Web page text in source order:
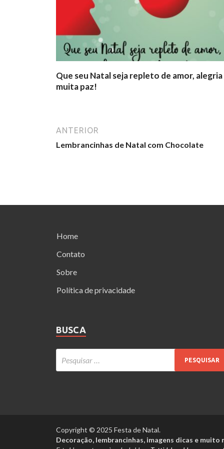
Que seu Natal seja repleto de amor, alegria
muita paz!
ANTERIOR
Lembrancinhas de Natal com Chocolate
Home
Contato
Sobre
Política de privacidade
BUSCA
Copyright © 2025 Festa de Natal.
Decoração, lembrancinhas, imagens dicas e muito